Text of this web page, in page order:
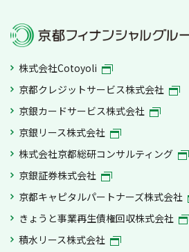
株式会社Cotoyoli
京都クレジットサービス株式会社
京銀カードサービス株式会社
京銀リース株式会社
株式会社京都総研コンサルティング
京銀証券株式会社
京都キャピタルパートナーズ株式会社
きょうと事業再生債権回収株式会社
積水リース株式会社